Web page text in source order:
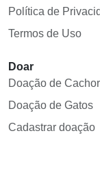
Política de
Termos de Uso
Doar
Doação de
Doação de Gatos
Cadastrar doação